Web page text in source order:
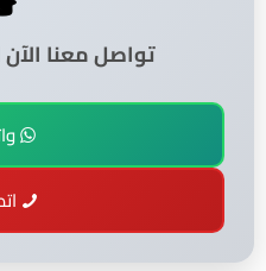
تواصل معنا الآن